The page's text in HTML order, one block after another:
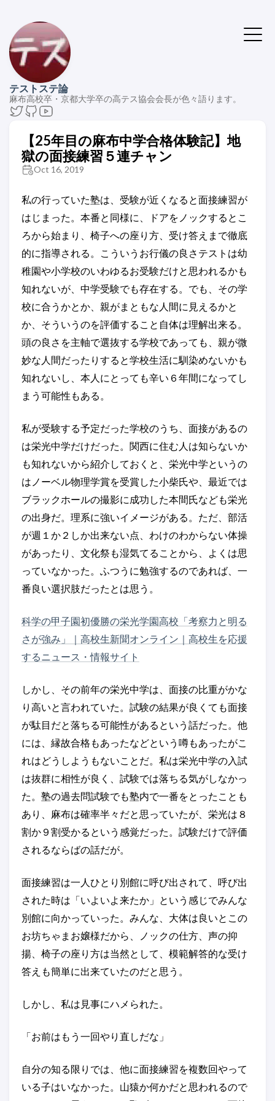
テストステ論
麻布高校卒・京都大学卒の高テス協会会長が色々語ります。
【25年目の麻布中学合格体験記】地
獄の面接練習５連チャン
Oct 16, 2019
私の行っていた塾は、受験が近くなると面接練習が
はじまった。本番と同様に、ドアをノックするとこ
ろから始まり、椅子への座り方、受け答えまで徹底
的に指導される。こういうお行儀の良さテストは幼
稚園や小学校のいわゆるお受験だけと思われるかも
知れないが、中学受験でも存在する。でも、その学
校に合うかとか、親がまともな人間に見えるかと
か、そういうのを評価すること自体は理解出来る。
頭の良さを主軸で選抜する学校であっても、親が微
妙な人間だったりすると学校生活に馴染めないかも
知れないし、本人にとっても辛い６年間になってし
まう可能性もある。
私が受験する予定だった学校のうち、面接があるの
は栄光中学だけだった。関西に住む人は知らないか
も知れないから紹介しておくと、栄光中学というの
はノーベル物理学賞を受賞した小柴氏や、最近では
ブラックホールの撮影に成功した本間氏なども栄光
の出身だ。理系に強いイメージがある。ただ、部活
が週１か２しか出来ない点、わけのわからない体操
があったり、文化祭も湿気てることから、よくは思
っていなかった。ふつうに勉強するのであれば、一
番良い選択肢だったとは思う。
科学の甲子園初優勝の栄光学園高校「考察力と明る
さが強み」｜高校生新聞オンライン｜高校生を応援
するニュース・情報サイト
しかし、その前年の栄光中学は、面接の比重がかな
り高いと言われていた。試験の結果が良くても面接
が駄目だと落ちる可能性があるという話だった。他
には、縁故合格もあったなどという噂もあったがこ
れはどうしようもないことだ。私は栄光中学の入試
は抜群に相性が良く、試験では落ちる気がしなかっ
た。塾の過去問試験でも塾内で一番をとったことも
あり、麻布は確率半々だと思っていたが、栄光は８
割か９割受かるという感覚だった。試験だけで評価
されるならばの話だが。
面接練習は一人ひとり別館に呼び出されて、呼び出
された時は「いよいよ来たか」という感じでみんな
別館に向かっていった。みんな、大体は良いとこの
お坊ちゃまお嬢様だから、ノックの仕方、声の抑
揚、椅子の座り方は当然として、模範解答的な受け
答えも簡単に出来ていたのだと思う。
しかし、私は見事にハメられた。
「お前はもう一回やり直しだな」
自分の知る限りでは、他に面接練習を複数回やって
いる子はいなかった。山猿か何かだと思われるので